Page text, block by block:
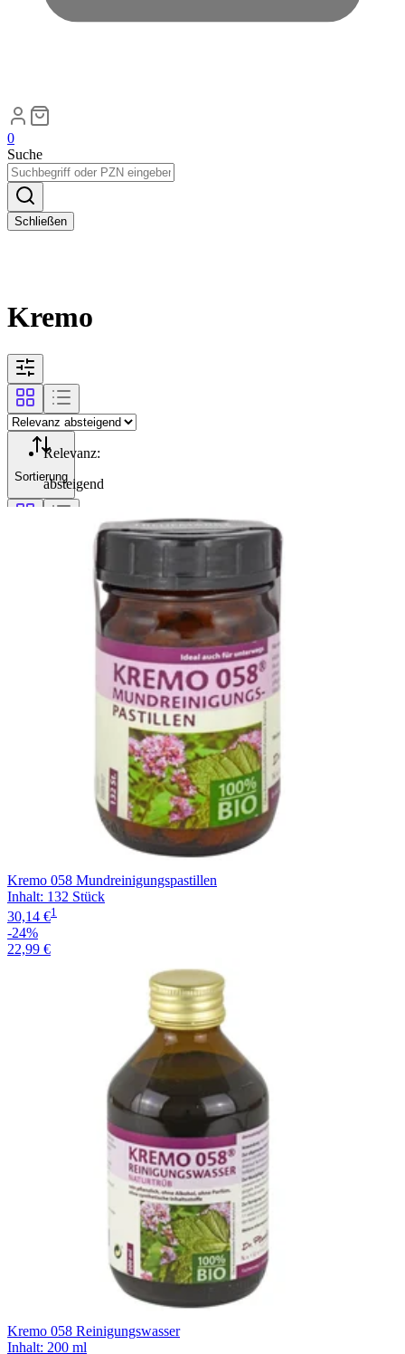
0
Suche
Schließen
Kremo
Sortierung
Relevanz:
absteigend
Kremo 058 Mundreinigungspastillen
Inhalt: 132 Stück
30,14 €1
-24%
22,99 €
Kremo 058 Reinigungswasser
Inhalt: 200 ml